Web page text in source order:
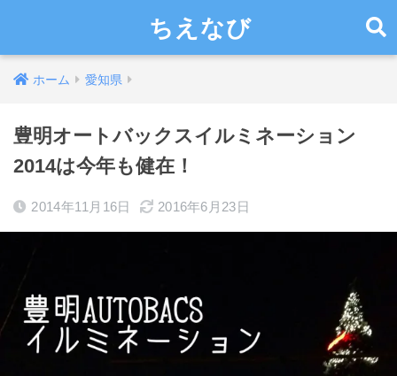
ちえなび
ホーム 愛知県
豊明オートバックスイルミネーション
2014は今年も健在！
2014年11月16日 2016年6月23日